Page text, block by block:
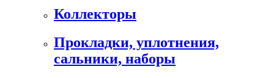
Коллекторы
Прокладки, уплотнения,
сальники, наборы